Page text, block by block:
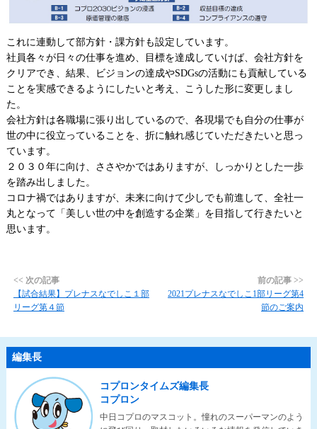
これに連動して部方針・課方針も設定しています。
社員各々が日々の仕事を進め、目標を達成していけば、会社方針を
クリアでき、結果、ビジョンの達成やSDGsの活動にも貢献している
ことを実感できるようにしたいと考え、こうした形に変更しまし
た。
会社方針は各職場に張り出しているので、各現場でも自分の仕事が
世の中に役立っていることを、折に触れ感じていただきたいと思っ
ています。
２０３０年に向け、ささやかではありますが、しっかりとした一歩
を踏み出しました。
コロナ禍ではありますが、未来に向けて少しでも前進して、全社一
丸となって「美しい世の中を創造する企業」を目指して行きたいと
思います。
<< 次の記事
【試合結果】プレナスなでしこ１部
リーグ第４節
前の記事 >>
2021プレナスなでしこ1部リーグ第4
節のご案内
編集長
コプロンタイムズ編集長
コプロン
中日コプロのマスコット。憧れのスーパーマンのよう